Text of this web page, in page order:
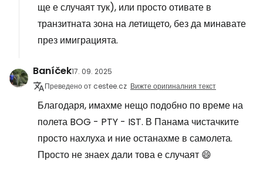
ще е случаят тук), или просто отивате в
транзитната зона на летището, без да минавате
през имиграцията.
Baníček17. 09. 2025
Преведено от cestee.cz Вижте оригиналния текст
Благодаря, имахме нещо подобно по време на
полета BOG - PTY - IST. В Панама чистачките
просто нахлуха и ние останахме в самолета.
Просто не знаех дали това е случаят 😄